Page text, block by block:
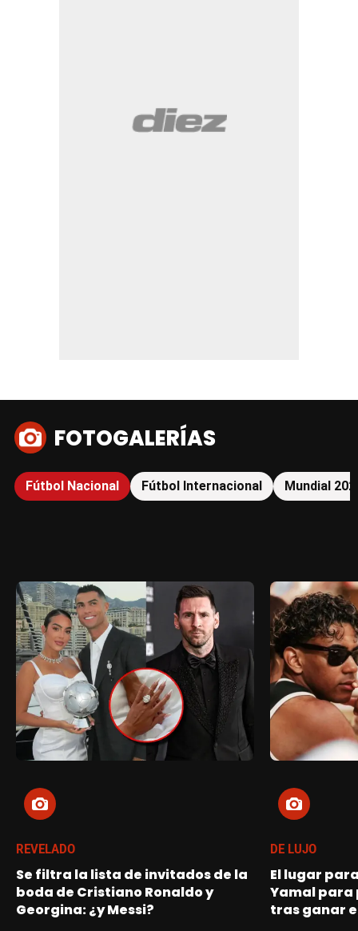
FOTOGALERÍAS
Fútbol Nacional Fútbol Internacional Mundial
REVELADO
Se filtra la lista de invitados de la
boda de Cristiano Ronaldo y
Georgina: ¿y Messi?
DE LUJO
El lugar
Yamal para
tras ganar